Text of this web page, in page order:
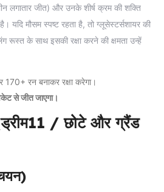
लगातार जीत) और उनके शीर्ष क्रम की शक्ति
यदि मौसम स्पष्ट रहता है, तो ग्लूसेस्टर्सशायर की
रूस्त के साथ इसकी रक्षा करने की क्षमता उन्हें
170+ रन बनाकर रक्षा करेगा।
से जीत जाएगा।
/ छोटे और ग्रैंड